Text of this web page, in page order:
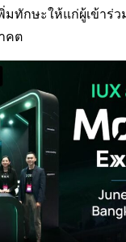
มทักษะให้แก่ผู้เข้าร่ว
คต